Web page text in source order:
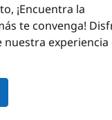
¡Encuentra la
te convenga!
nuestra experiencia